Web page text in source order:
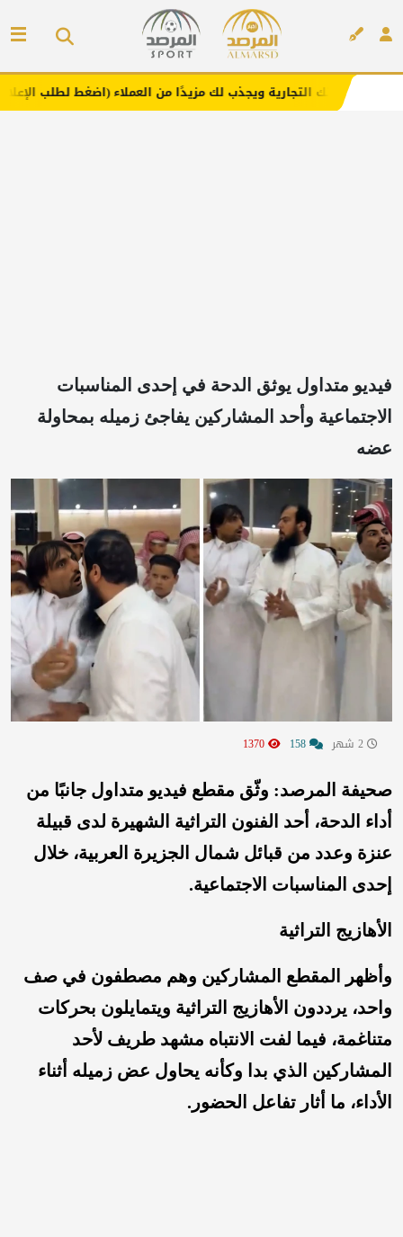
ويجذب لك مزيدًا من العملاء (اضغط لطلب الإعلان)
فيديو متداول يوثق الدحة في إحدى المناسبات
الاجتماعية وأحد المشاركين يفاجئ زميله بمحاولة
عضه
صحيفة المرصد: وثّق مقطع فيديو متداول جانبًا من
أداء الدحة، أحد الفنون التراثية الشهيرة لدى قبيلة
عنزة وعدد من قبائل شمال الجزيرة العربية، خلال
إحدى المناسبات الاجتماعية.
الأهازيج التراثية
وأظهر المقطع المشاركين وهم مصطفون في صف
واحد، يرددون الأهازيج التراثية ويتمايلون بحركات
متناغمة، فيما لفت الانتباه مشهد طريف لأحد
المشاركين الذي بدا وكأنه يحاول عض زميله أثناء
الأداء، ما أثار تفاعل الحضور.